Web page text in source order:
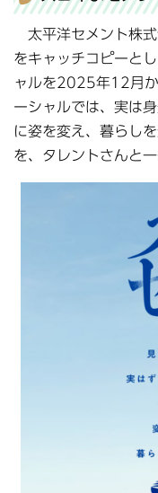
太平洋セメント株式
をキャッチコピーと
ャルを2025年12月か
ーシャルでは、実は
に姿を変え、暮らし
を、タレントさんと